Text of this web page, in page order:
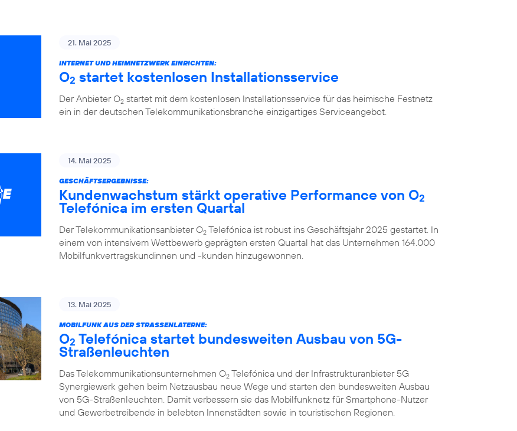
21. Mai 2025
INTERNET UND HEIMNETZWERK EINRICHTEN:
O2 startet kostenlosen Installationsservice
Der Anbieter O2 startet mit dem kostenlosen Installationsservice für das heimische Festnetz
ein in der deutschen Telekommunikationsbranche einzigartiges Serviceangebot.
14. Mai 2025
GESCHÄFTSERGEBNISSE:
Kundenwachstum stärkt operative Performance von O2
Telefónica im ersten Quartal
Der Telekommunikationsanbieter O2 Telefónica ist robust ins Geschäftsjahr 2025 gestartet. In
einem von intensivem Wettbewerb geprägten ersten Quartal hat das Unternehmen 164.000
Mobilfunkvertragskundinnen und -kunden hinzugewonnen.
13. Mai 2025
MOBILFUNK AUS DER STRASSENLATERNE:
O2 Telefónica startet bundesweiten Ausbau von 5G-
Straßenleuchten
Das Telekommunikationsunternehmen O2 Telefónica und der Infrastrukturanbieter 5G
Synergiewerk gehen beim Netzausbau neue Wege und starten den bundesweiten Ausbau
von 5G-Straßenleuchten. Damit verbessern sie das Mobilfunknetz für Smartphone-Nutzer
und Gewerbetreibende in belebten Innenstädten sowie in touristischen Regionen.